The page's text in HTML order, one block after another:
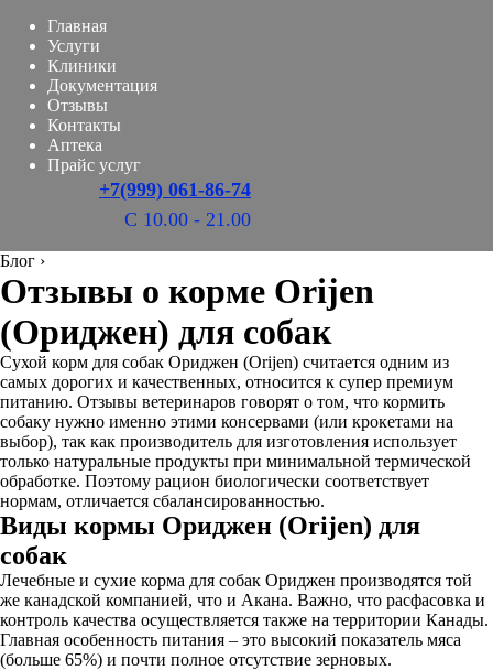
Главная
Услуги
Клиники
Документация
Отзывы
Контакты
Аптека
Прайс услуг
+7(999) 061-86-74
С 10.00 - 21.00
Блог ›
Отзывы о корме Orijen
(Ориджен) для собак
Сухой корм для собак Ориджен (Orijen) считается одним из
самых дорогих и качественных, относится к супер премиум
питанию. Отзывы ветеринаров говорят о том, что кормить
собаку нужно именно этими консервами (или крокетами на
выбор), так как производитель для изготовления использует
только натуральные продукты при минимальной термической
обработке. Поэтому рацион биологически соответствует
нормам, отличается сбалансированностью.
Виды кормы Ориджен (Orijen) для
собак
Лечебные и сухие корма для собак Ориджен производятся той
же канадской компанией, что и Акана. Важно, что расфасовка и
контроль качества осуществляется также на территории Канады.
Главная особенность питания – это высокий показатель мяса
(больше 65%) и почти полное отсутствие зерновых.